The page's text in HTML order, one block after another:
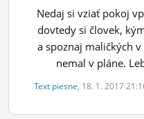
Nedaj si vziať pokoj
dovtedy si človek,
a spoznaj maličkých
nemal v pláne.
Text piesne, 18. 1. 2017